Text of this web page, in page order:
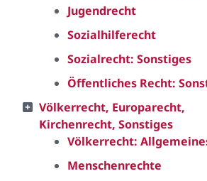
Jugendrecht
Sozialhilferecht
Sozialrecht: Sonstiges
Öffentliches Recht:
Völkerrecht, Europarecht,
Kirchenrecht, Sonstiges
Völkerrecht:
Menschenrechte